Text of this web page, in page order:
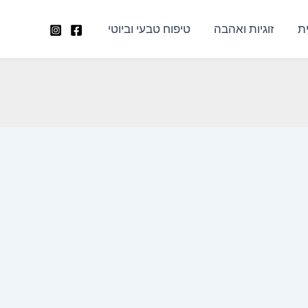
זוגיות ואהבה טיפוח טבעי וביוטי